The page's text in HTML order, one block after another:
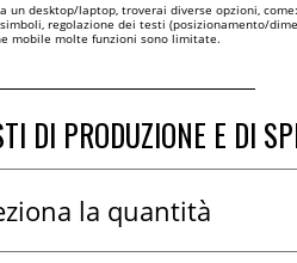
un desktop/laptop, troverai diverse opzioni,
regolazione dei testi (posizionamento/
mobile molte funzioni sono limitate.
DI PRODUZIONE E DI